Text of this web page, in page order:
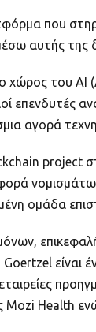
που
αυτής της
χώρος του AI
επενδυτές
αγορά
project
ομάδα
είναι
εταιρείες
Mozi Health